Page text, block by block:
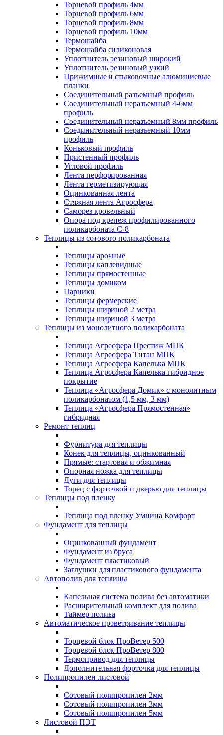
Торцевой профиль 4мм
Торцевой профиль 6мм
Торцевой профиль 8мм
Торцевой профиль 10мм
Термошайба
Термошайба силиконовая
Уплотнитель резиновый широкий
Уплотнитель резиновый узкий
Прижимные и стыковочные алюминиевые
планки
Соединительный разъемный профиль
Соединительный неразъемный 4-6мм
профиль
Соединительный неразъемный 8мм профиль
Соединительный неразъемный 10мм
профиль
Коньковый профиль
Пристенный профиль
Угловой профиль
Лента перфорированная
Лента герметизирующая
Оцинкованная лента
Стяжная лента Агросфера
Саморез кровельный
Опора под крепеж профилированного
поликарбоната С-8
Теплицы из сотового поликарбоната
Теплицы арочные
Теплицы каплевидные
Теплицы прямостенные
Теплицы домиком
Парники
Теплицы фермерские
Теплицы шириной 2 метра
Теплицы шириной 3 метра
Теплицы из монолитного поликарбоната
Теплица Агросфера Престиж МПК
Теплица Агросфера Титан МПК
Теплица Агросфера Капелька МПК
Теплица Агросфера Капелька гибридное
покрытие
Теплица «Агросфера Домик» с монолитным
поликарбонатом (1,5 мм, 3 мм)
Теплица «Агросфера Прямостенная»
гибридная
Ремонт теплиц
Фурнитура для теплицы
Конек для теплицы, оцинкованный
Прямые: стартовая и обжимная
Опорная ножка для теплицы
Дуги для теплицы
Торец с форточкой и дверью для теплицы
Теплицы под пленку
Теплица под пленку Умница Комфорт
Фундамент для теплицы
Оцинкованный фундамент
Фундамент из бруса
Фундамент пластиковый
Заглушки для пластикового фундамента
Автополив для теплицы
Капельная система полива без автоматики
Расширительный комплект для полива
Таймер полива
Автоматическое проветривание теплицы
Торцевой блок ПроВетер 500
Торцевой блок ПроВетер 800
Термопривод для теплицы
Дополнительная форточка для теплицы
Полипропилен листовой
Сотовый полипропилен 2мм
Сотовый полипропилен 3мм
Сотовый полипропилен 5мм
Листовой ПЭТ